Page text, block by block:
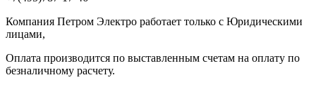
Компания Петром Электро работает только с Юридическими
лицами,
Оплата производится по выставленным счетам на оплату по
безналичному расчету.